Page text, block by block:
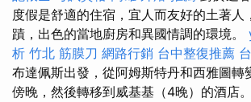
度假是舒適的住宿，宜人而友好的土著人
蹟，出色的當地廚房和異國情調的環境。
析 竹北 筋膜刀 網路行銷 台中整復推薦
布達佩斯出發，從阿姆斯特丹和西雅圖轉
傍晚，然後轉移到威基基（4晚）的酒店。